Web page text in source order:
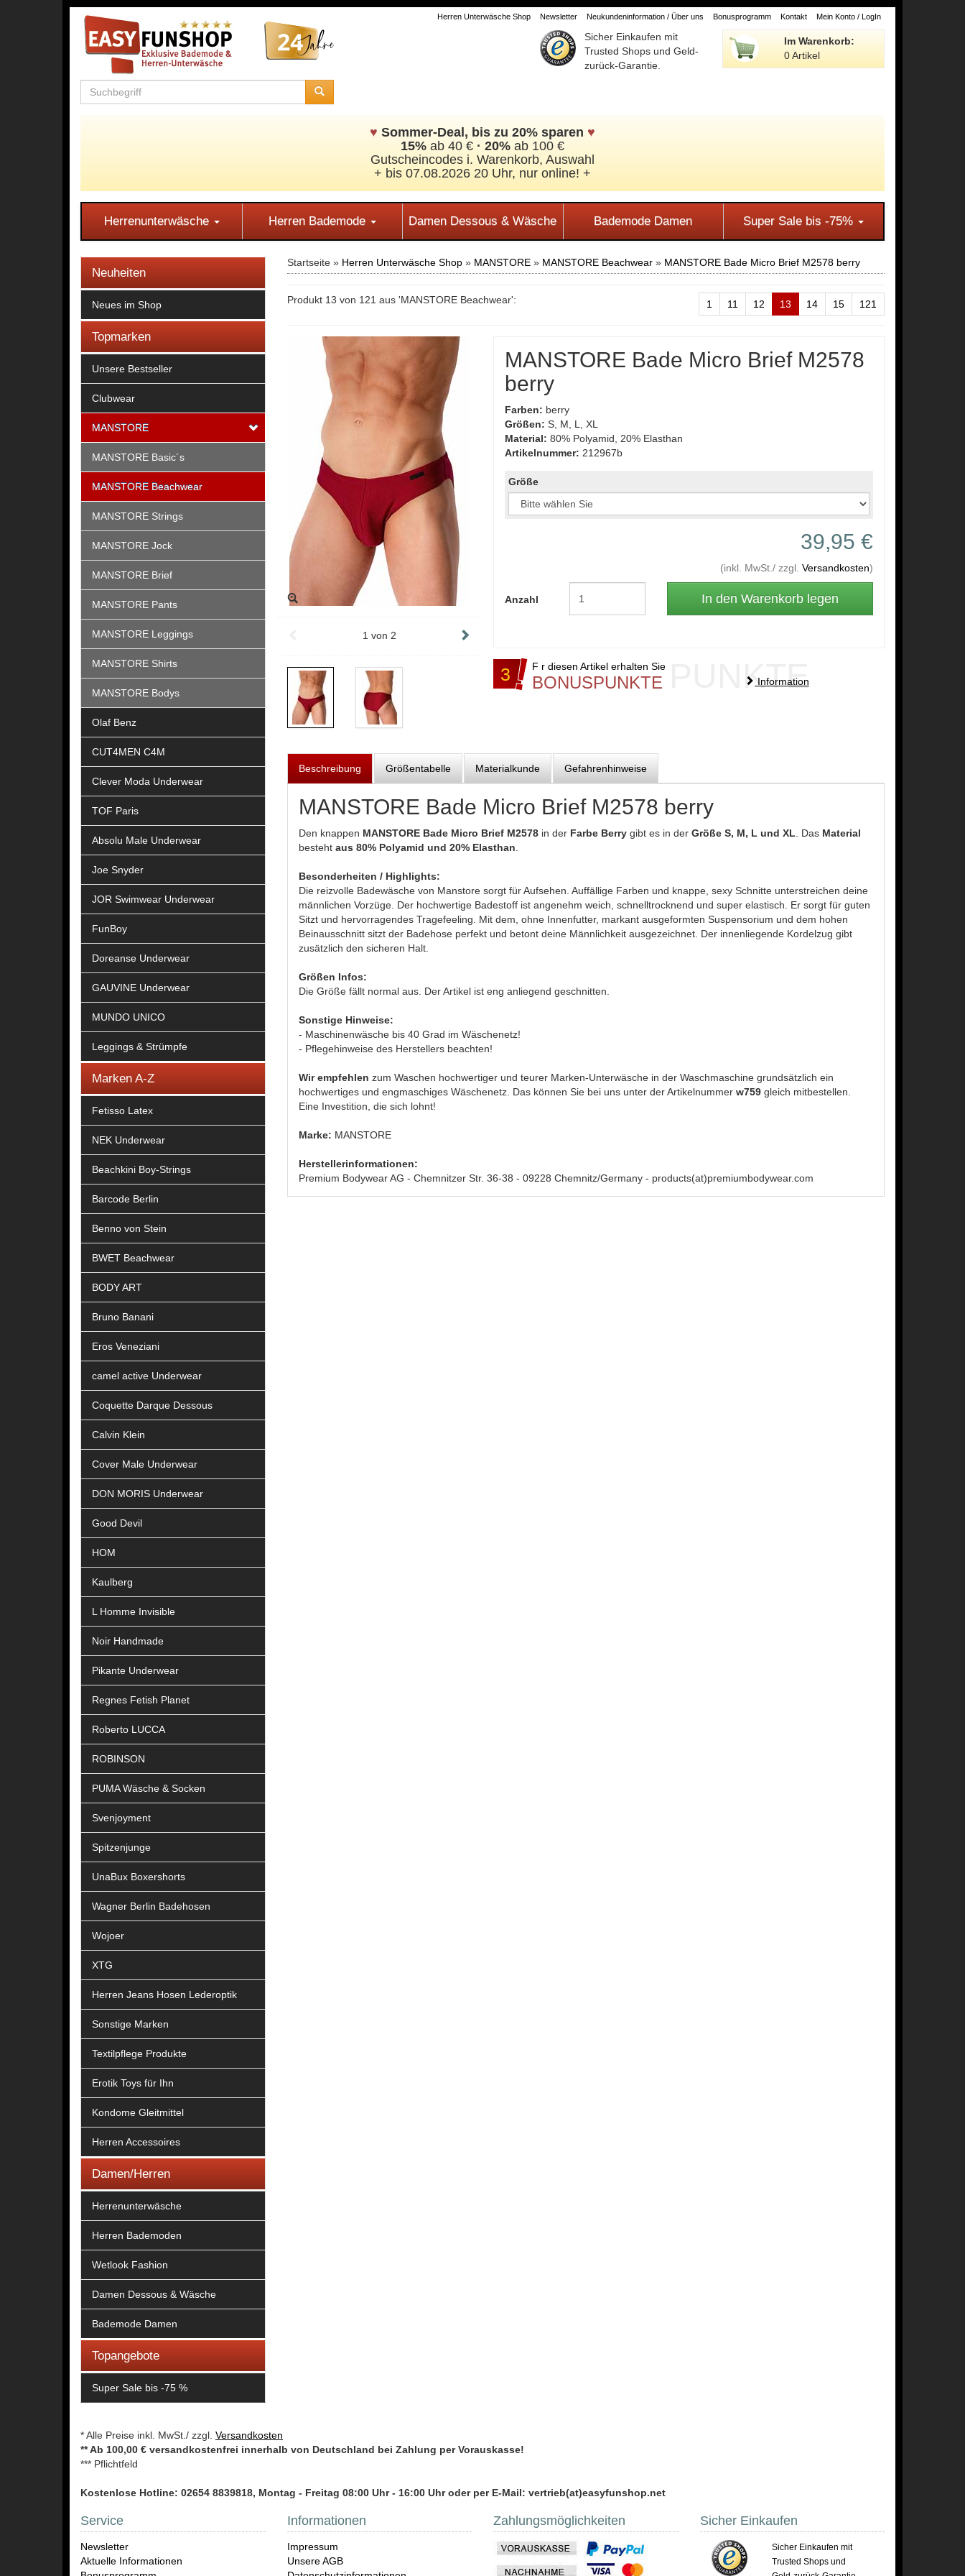
Herren Unterwäsche Shop Newsletter Neukundeninformation / Über uns Bonusprogramm Kontakt Mein Konto / LogIn
Sicher Einkaufen mit
Trusted Shops und Geld-
zurück-Garantie.
Im Warenkorb:
0 Artikel
♥ Sommer-Deal, bis zu 20% sparen ♥
15% ab 40 € · 20% ab 100 €
Gutscheincodes i. Warenkorb, Auswahl
+ bis 07.08.2026 20 Uhr, nur online! +
Herrenunterwäsche Herren Bademode Damen Dessous & Wäsche Bademode Damen Super Sale bis -75%
Neuheiten
Neues im Shop
Topmarken
Unsere Bestseller
Clubwear
MANSTORE
MANSTORE Basic´s
MANSTORE Beachwear
MANSTORE Strings
MANSTORE Jock
MANSTORE Brief
MANSTORE Pants
MANSTORE Leggings
MANSTORE Shirts
MANSTORE Bodys
Olaf Benz
CUT4MEN C4M
Clever Moda Underwear
TOF Paris
Absolu Male Underwear
Joe Snyder
JOR Swimwear Underwear
FunBoy
Doreanse Underwear
GAUVINE Underwear
MUNDO UNICO
Leggings & Strümpfe
Marken A-Z
Fetisso Latex
NEK Underwear
Beachkini Boy-Strings
Barcode Berlin
Benno von Stein
BWET Beachwear
BODY ART
Bruno Banani
Eros Veneziani
camel active Underwear
Coquette Darque Dessous
Calvin Klein
Cover Male Underwear
DON MORIS Underwear
Good Devil
HOM
Kaulberg
L Homme Invisible
Noir Handmade
Pikante Underwear
Regnes Fetish Planet
Roberto LUCCA
ROBINSON
PUMA Wäsche & Socken
Svenjoyment
Spitzenjunge
UnaBux Boxershorts
Wagner Berlin Badehosen
Wojoer
XTG
Herren Jeans Hosen Lederoptik
Sonstige Marken
Textilpflege Produkte
Erotik Toys für Ihn
Kondome Gleitmittel
Herren Accessoires
Damen/Herren
Herrenunterwäsche
Herren Bademoden
Wetlook Fashion
Damen Dessous & Wäsche
Bademode Damen
Topangebote
Super Sale bis -75 %
Startseite » Herren Unterwäsche Shop » MANSTORE» MANSTORE Beachwear» MANSTORE Bade Micro Brief M2578 berry
Produkt 13 von 121 aus 'MANSTORE Beachwear': 1 11 12 13 14 15 121
1 von 2
MANSTORE Bade Micro Brief M2578
berry
Farben: berry
Größen: S, M, L, XL
Material: 80% Polyamid, 20% Elasthan
Artikelnummer: 212967b
Größe
39,95 €
(inkl. MwSt./ zzgl. Versandkosten)
Anzahl
3 F r diesen Artikel erhalten Sie
BONUSPUNKTE PUNKTE
Information
Beschreibung Größentabelle Materialkunde Gefahrenhinweise
MANSTORE Bade Micro Brief M2578 berry
Den knappen MANSTORE Bade Micro Brief M2578 in der Farbe Berrygibt es in der Größe S, M, L und XL . Das Material
bestehtaus 80% Polyamid und 20% Elasthan
Besonderheiten / Highlights:
Die reizvolle Badewäsche von Manstore sorgt für Aufsehen. Auffällige Farben und knappe, sexy Schnitte unterstreichen deine
männlichen Vorzüge. Der hochwertige Badestoff ist angenehm weich, schnelltrocknend und super elastisch. Er sorgt für guten
Sitzt und hervorragendes Tragefeeling. Mit dem, ohne Innenfutter, markant ausgeformten Suspensorium und dem hohen
Beinausschnitt sitzt der Badehose perfekt und betont deine Männlichkeit ausgezeichnet. Der innenliegende Kordelzug gibt
zusätzlich den sicheren Halt.
Größen Infos:
Die Größe fällt normal aus. Der Artikel ist eng anliegend geschnitten.
Sonstige Hinweise:
- Maschinenwäsche bis 40 Grad im Wäschenetz!
- Pflegehinweise des Herstellers beachten!
Wir empfehlen zum Waschen hochwertiger und teurer Marken-Unterwäsche in der Waschmaschine grundsätzlich ein
hochwertiges und engmaschiges Wäschenetz. Das können Sie bei uns unter der Artikelnummer w759gleich mitbestellen.
Eine Investition, die sich lohnt!
Marke: MANSTORE
Herstellerinformationen:
Premium Bodywear AG - Chemnitzer Str. 36-38 - 09228 Chemnitz/Germany - products(at)premiumbodywear.com
* Alle Preise inkl. MwSt./ zzgl. Versandkosten
** Ab 100,00 € versandkostenfrei innerhalb von Deutschland bei Zahlung per Vorauskasse!
*** Pflichtfeld
Kostenlose Hotline: 02654 8839818, Montag - Freitag 08:00 Uhr - 16:00 Uhr oder per E-Mail: vertrieb(at)easyfunshop.net
Service
Newsletter
Aktuelle Informationen
Informationen
Impressum
Unsere AGB
Zahlungsmöglichkeiten Sicher Einkaufen
Sicher Einkaufen mit
Trusted Shops und